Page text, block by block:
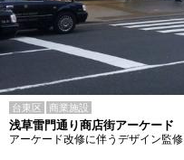
台東区 商業施設
浅草雷門通り商店街アーケード
アーケード改修に伴うデザイン監修